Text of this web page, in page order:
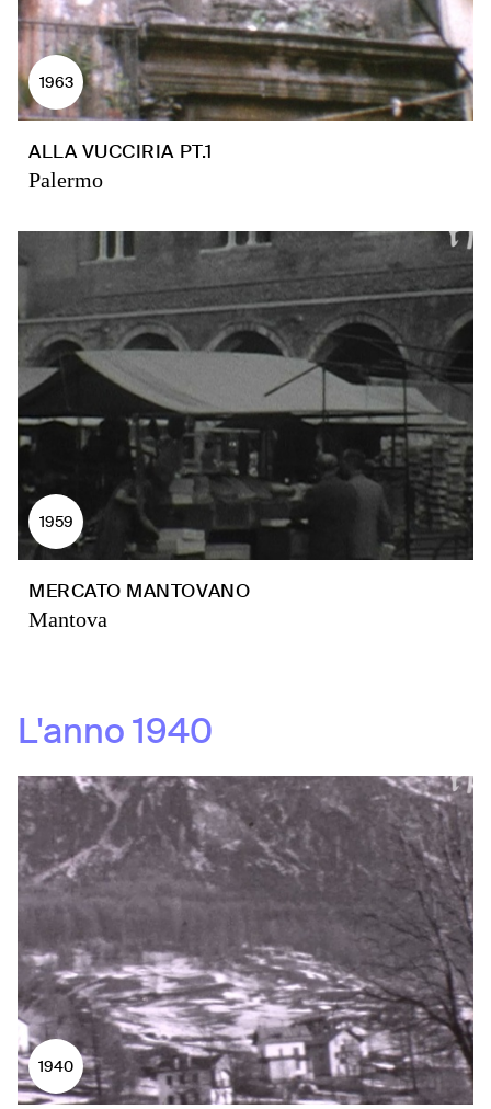
1963
ALLA VUCCIRIA PT.1
Palermo
1959
MERCATO MANTOVANO
Mantova
L'anno1940
1940